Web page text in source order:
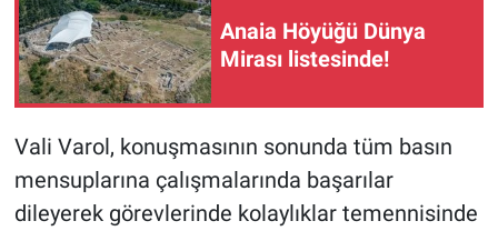
Anaia Höyüğü Dünya
Mirası listesinde!
Vali Varol, konuşmasının sonunda tüm basın
mensuplarına çalışmalarında başarılar
dileyerek görevlerinde kolaylıklar temennisinde